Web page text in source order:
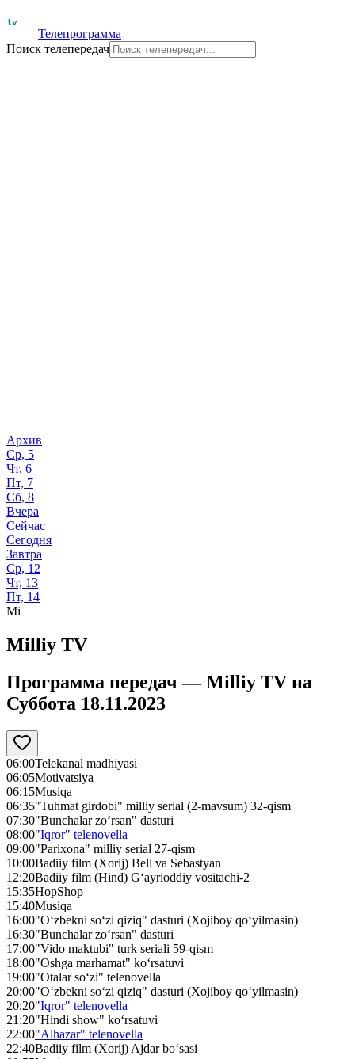
Телепрограмма
Поиск телепередач
Архив
Ср, 5
Чт, 6
Пт, 7
Сб, 8
Вчера
Сейчас
Сегодня
Завтра
Ср, 12
Чт, 13
Пт, 14
Mi
Milliy TV
Программа передач —Milliy TV на
Суббота 18.11.2023
06:00Telekanal madhiyasi
06:05Motivatsiya
06:15Musiqa
06:35"Tuhmat girdobi" milliy serial (2-mavsum) 32-qism
07:30"Bunchalar zo‘rsan" dasturi
08:00"Iqror" telenovella
09:00"Parixona" milliy serial 27-qism
10:00Badiiy film (Xorij) Bell va Sebastyan
12:20Badiiy film (Hind) G‘ayrioddiy vositachi-2
15:35HopShop
15:40Musiqa
16:00"O‘zbekni so‘zi qiziq" dasturi (Xojiboy qo‘yilmasin)
16:30"Bunchalar zo‘rsan" dasturi
17:00"Vido maktubi" turk seriali 59-qism
18:00"Oshga marhamat" ko‘rsatuvi
19:00"Otalar so‘zi" telenovella
20:00"O‘zbekni so‘zi qiziq" dasturi (Xojiboy qo‘yilmasin)
20:20"Iqror" telenovella
21:20"Hindi show" ko‘rsatuvi
22:00"Alhazar" telenovella
22:40Badiiy film (Xorij) Ajdar bo‘sasi